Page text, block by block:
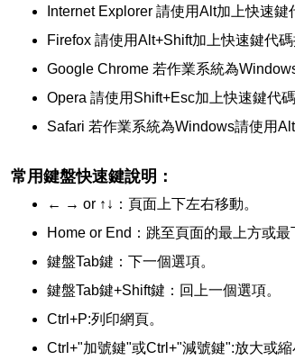
Internet Explorer 請使用Alt加上快速鍵
Firefox 請使用Alt+Shift加上快速鍵代碼
Google Chrome 若作業系統為
Opera 請使用Shift+Esc加上快速鍵代碼
Safari 若作業系統為Windows請使用
常用鍵盤快速鍵說明：
← → or ↑↓：頁面上下左右移動。
Home or End：跳至頁面的最上方或最
鍵盤Tab鍵：下一個選項。
鍵盤Tab鍵+Shift鍵：回上一個選項。
Ctrl+P:列印網頁。
Ctrl+"加號鍵"或Ctrl+"減號鍵":放大或縮